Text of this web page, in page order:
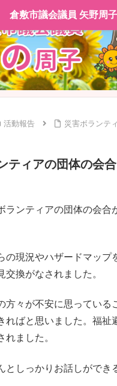
活動報告 災害ボランテ
ティアの団体の会合
ランティアの団体の会合
の現況やハザードマップ
交換がなされました。
方々が不安に思っている
ればと思いました。福祉
れました。
としっかりお話しができ
倉敷市議会議員 矢野周子